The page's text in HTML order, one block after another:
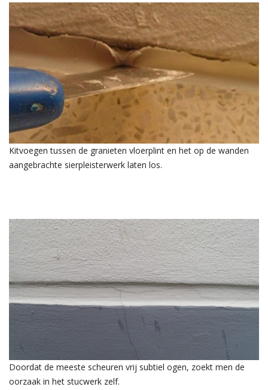
Kitvoegen tussen de granieten vloerplint en het op de wanden
aangebrachte sierpleisterwerk laten los.
Doordat de meeste scheuren vrij subtiel ogen, zoekt men de
oorzaak in het stucwerk zelf.